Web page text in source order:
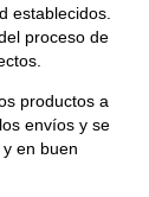
establecidos.
proceso de
productos a
envíos y se
en buen